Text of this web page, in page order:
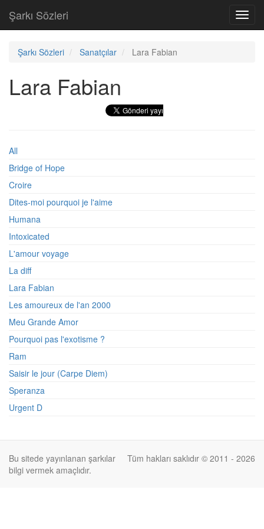
Şarkı Sözleri
Şarkı Sözleri Sanatçılar Lara Fabian
Lara Fabian
All
Bridge of Hope
Croire
Dites-moi pourquoi je l'aime
Humana
Intoxicated
L'amour voyage
La diff
Lara Fabian
Les amoureux de l'an 2000
Meu Grande Amor
Pourquoi pas l'exotisme ?
Ram
Saisir le jour (Carpe Diem)
Speranza
Urgent D
Tüm hakları saklıdır © 2011 - 2026
Bu sitede yayınlanan şarkılar
bilgi vermek amaçlıdır.